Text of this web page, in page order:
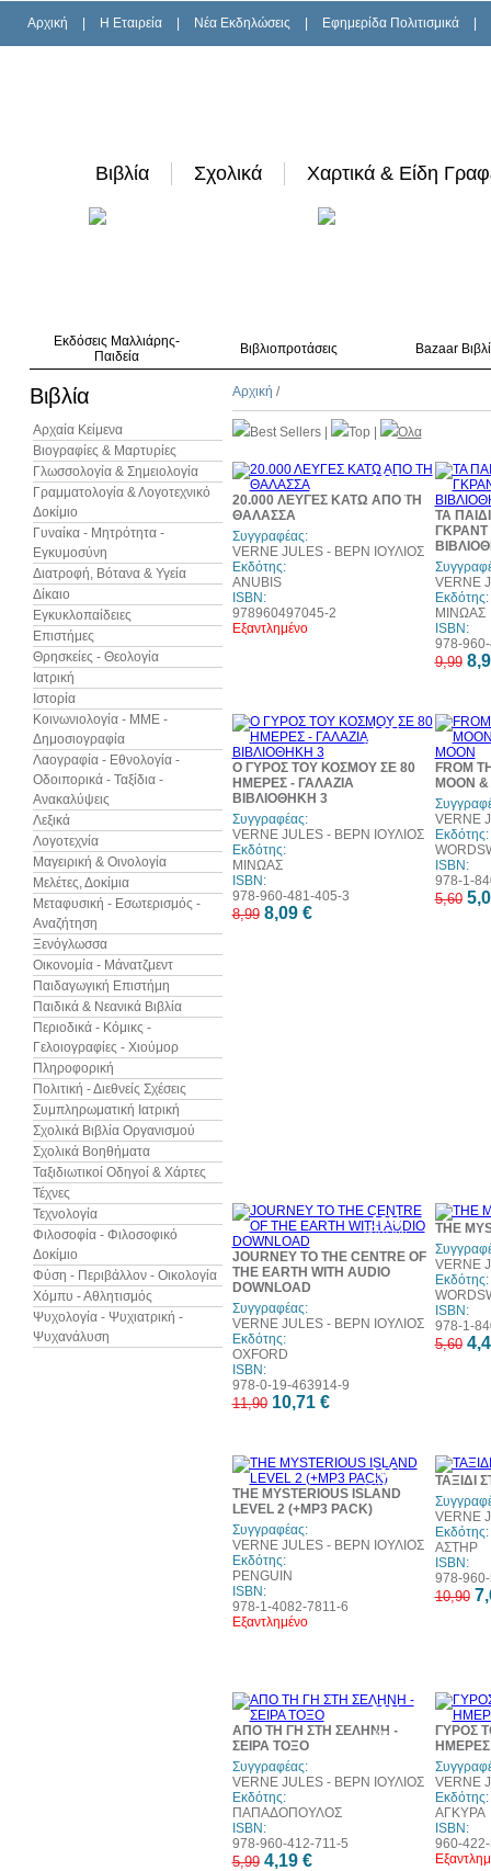
Αρχική H Εταιρεία Νέα Εκδηλώσεις Εφημερίδα Πολιτισμικά
Βιβλία Σχολικά Χαρτικά & Είδη
Εκδόσεις Μαλλιάρης-
Παιδεία
Βιβλιοπροτάσεις Bazaar
Βιβλία
Αρχαία Κείμενα
Βιογραφίες & Μαρτυρίες
Γλωσσολογία & Σημειολογία
Γραμματολογία & Λογοτεχνικό
Δοκίμιο
Γυναίκα - Μητρότητα -
Εγκυμοσύνη
Διατροφή, Βότανα & Υγεία
Δίκαιο
Εγκυκλοπαίδειες
Επιστήμες
Θρησκείες - Θεολογία
Ιατρική
Ιστορία
Κοινωνιολογία - ΜΜΕ -
Δημοσιογραφία
Λαογραφία - Εθνολογία -
Οδοιπορικά - Ταξίδια -
Ανακαλύψεις
Λεξικά
Λογοτεχνία
Μαγειρική & Οινολογία
Μελέτες, Δοκίμια
Μεταφυσική - Εσωτερισμός -
Αναζήτηση
Ξενόγλωσσα
Οικονομία - Μάνατζμεντ
Παιδαγωγική Επιστήμη
Παιδικά & Νεανικά Βιβλία
Περιοδικά - Κόμικς -
Γελοιογραφίες - Χιούμορ
Πληροφορική
Πολιτική - Διεθνείς Σχέσεις
Συμπληρωματική Ιατρική
Σχολικά Βιβλία Οργανισμού
Σχολικά Βοηθήματα
Ταξιδιωτικοί Οδηγοί & Χάρτες
Τέχνες
Τεχνολογία
Φιλοσοφία - Φιλοσοφικό
Δοκίμιο
Φύση - Περιβάλλον - Οικολογία
Χόμπυ - Αθλητισμός
Ψυχολογία - Ψυχιατρική -
Ψυχανάλυση
Αρχική /
Best Sellers| Top Όλα
10%
20.000 ΛΕΥΓΕΣ ΚΑΤΩ ΑΠΟ ΤΗ
ΘΑΛΑΣΣΑ
Συγγραφέας:
VERNE JULES - ΒΕΡΝ ΙΟΥΛΙΟΣ
Εκδότης:
ANUBIS
ISBN:
978960497045-2
Εξαντλημένο
ΤΑ
ΓΚΡΑΝΤ
VERNE
Εκδότης:
ΜΙΝΩΑΣ
ISBN:
978-
9,99
10%
έκπτωση
Ο ΓΥΡΟΣ ΤΟΥ ΚΟΣΜΟΥ ΣΕ 80
ΗΜΕΡΕΣ - ΓΑΛΑΖΙΑ
ΒΙΒΛΙΟΘΗΚΗ 3
Συγγραφέας:
VERNE JULES - ΒΕΡΝ ΙΟΥΛΙΟΣ
Εκδότης:
ΜΙΝΩΑΣ
ISBN:
978-960-481-405-3
8,99 8,09 €
FROM
MOON
VERNE
Εκδότης:
ISBN:
978-1-
5,60
10%
έκπτωση
JOURNEY TO THE CENTRE OF
THE EARTH WITH AUDIO
DOWNLOAD
Συγγραφέας:
VERNE JULES - ΒΕΡΝ ΙΟΥΛΙΟΣ
Εκδότης:
OXFORD
ISBN:
978-0-19-463914-9
11,90 10,71 €
THE
VERNE
Εκδότης:
ISBN:
978-1-
5,60
10%
έκπτωση
THE MYSTERIOUS ISLAND
LEVEL 2 (+MP3 PACK)
Συγγραφέας:
VERNE JULES - ΒΕΡΝ ΙΟΥΛΙΟΣ
Εκδότης:
PENGUIN
ISBN:
978-1-4082-7811-6
Εξαντλημένο
ΤΑΞΙΔΙ
VERNE
Εκδότης:
ΑΣΤΗΡ
ISBN:
978-
10,90
30%
web
ΑΠΟ ΤΗ ΓΗ ΣΤΗ ΣΕΛΗΝΗ -
ΣΕΙΡΑ ΤΟΞΟ
Συγγραφέας:
VERNE JULES - ΒΕΡΝ ΙΟΥΛΙΟΣ
Εκδότης:
ΠΑΠΑΔΟΠΟΥΛΟΣ
ISBN:
978-960-412-711-5
5,99 4,19 €
ΓΥΡΟΣ
VERNE
Εκδότης:
ΑΓΚΥΡΑ
ISBN:
960-